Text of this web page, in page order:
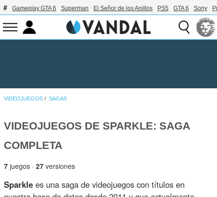
Gameplay GTA 6 Superman El Señor de los Anillos PS5 GTA 6 Sony
VIDEOJUEGOS SAGAS
VIDEOJUEGOS DE SPARKLE: SAGA
COMPLETA
7 juegos ·27 versiones
Sparkle es una saga de videojuegos con títulos en